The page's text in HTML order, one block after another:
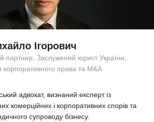
Ігорович
партнер, Заслужений юрист України,
корпоративного права та M&A
адвокат, визнаний експерт із
комерційних і корпоративних спорів та
супроводу бізнесу.